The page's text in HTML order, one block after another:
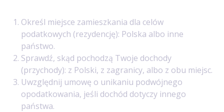
Określ miejsce zamieszkania dla celów
podatkowych (rezydencję): Polska albo inne
państwo.
Sprawdź, skąd pochodzą Twoje dochody
(przychody): z Polski, z zagranicy, albo z obu miejsc.
Uwzględnij umowę o unikaniu podwójnego
opodatkowania, jeśli dochód dotyczy innego
państwa.